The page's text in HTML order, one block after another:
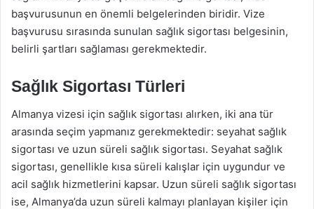
başvurusunun en önemli belgelerinden biridir. Vize
başvurusu sırasında sunulan sağlık sigortası belgesinin,
belirli şartları sağlaması gerekmektedir.
Sağlık Sigortası Türleri
Almanya vizesi için sağlık sigortası alırken, iki ana tür
arasında seçim yapmanız gerekmektedir: seyahat sağlık
sigortası ve uzun süreli sağlık sigortası. Seyahat sağlık
sigortası, genellikle kısa süreli kalışlar için uygundur ve
acil sağlık hizmetlerini kapsar. Uzun süreli sağlık sigortası
ise, Almanya’da uzun süreli kalmayı planlayan kişiler için